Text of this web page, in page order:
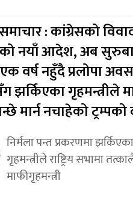
: कांग्रेसको
नयाँ आदेश, अब
वर्ष नहुँदै प्रलोपा
झर्किएका गृहमन्त्रीले
मार्न नचाहेको ट्रम्पको
निर्मला पन्त प्रकरणमा झर्किएका
गृहमन्त्रीले राष्ट्रिय सभामा
माफीगृहमन्त्री